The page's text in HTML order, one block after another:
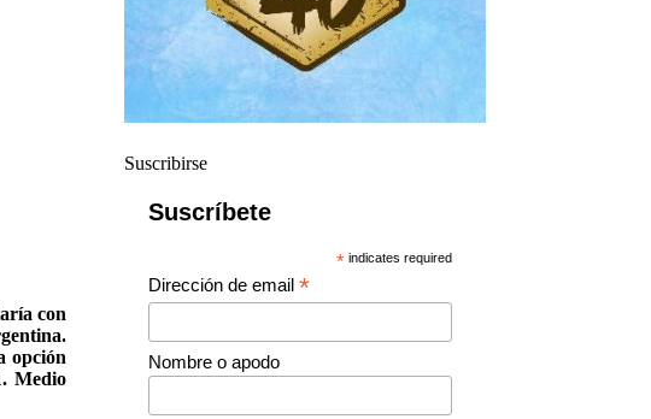
con
opción
Medio
Suscribirse
Suscríbete
* indicates required
Dirección de email*
Nombre o apodo